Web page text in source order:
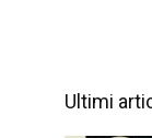
Ultimi